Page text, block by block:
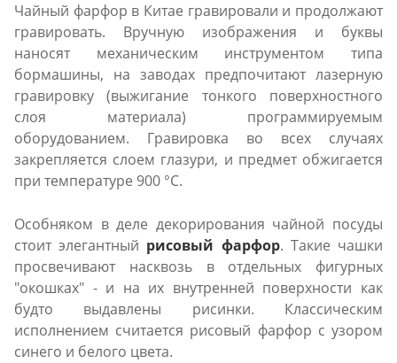
Чайный фарфор в Китае гравировали и продолжают
гравировать. Вручную изображения и буквы
наносят механическим инструментом типа
бормашины, на заводах предпочитают лазерную
гравировку (выжигание тонкого поверхностного
слоя материала) программируемым
оборудованием. Гравировка во всех случаях
закрепляется слоем глазури, и предмет обжигается
при температуре 900 °C.
Особняком в деле декорирования чайной посуды
стоит элегантный рисовый фарфор. Такие чашки
просвечивают насквозь в отдельных фигурных
"окошках" - и на их внутренней поверхности как
будто выдавлены рисинки. Классическим
исполнением считается рисовый фарфор с узором
синего и белого цвета.